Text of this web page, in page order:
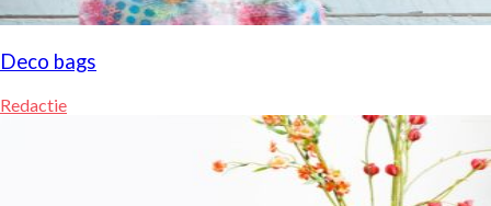
Deco bags
Redactie